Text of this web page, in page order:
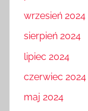
wrzesień 2024
sierpień 2024
lipiec 2024
czerwiec 2024
maj 2024